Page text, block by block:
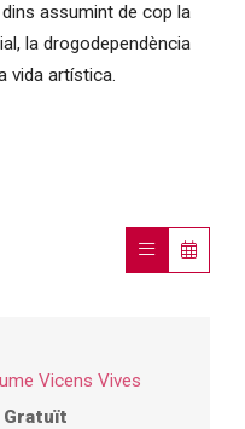
assumint de cop la
la drogodependència
vida artística.
Vicens Vives
Gratuït